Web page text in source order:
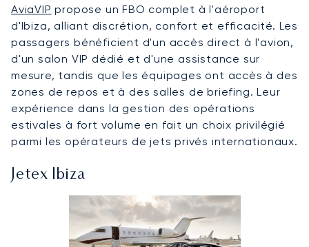
AviaVIP propose un FBO complet à l'aéroport
d'Ibiza, alliant discrétion, confort et efficacité. Les
passagers bénéficient d'un accès direct à l'avion,
d'un salon VIP dédié et d'une assistance sur
mesure, tandis que les équipages ont accès à des
zones de repos et à des salles de briefing. Leur
expérience dans la gestion des opérations
estivales à fort volume en fait un choix privilégié
parmi les opérateurs de jets privés internationaux.
Jetex Ibiza